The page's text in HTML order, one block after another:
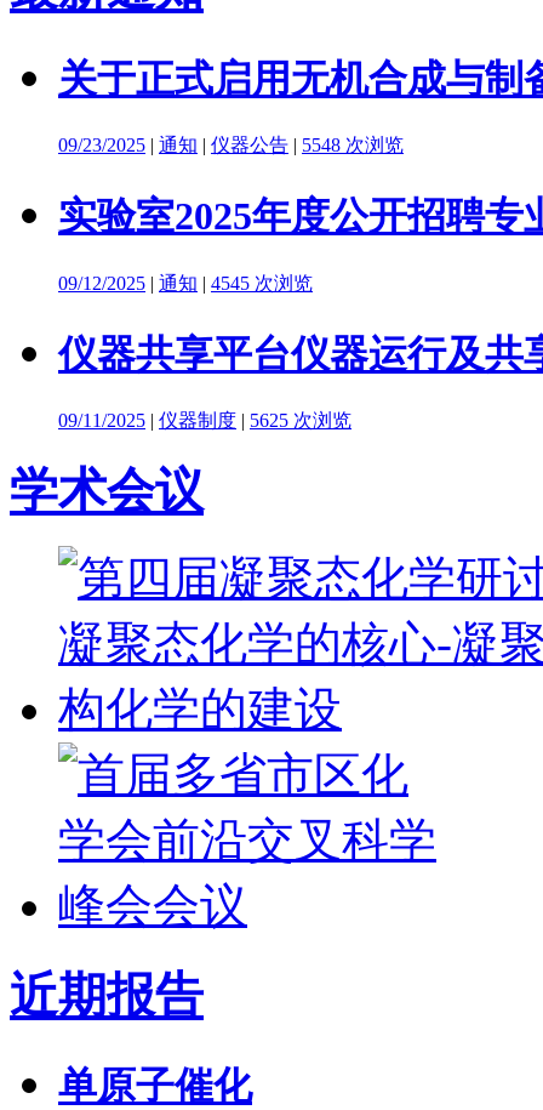
关于正式启用无机合成与制
09/23/2025 | 通知 | 仪器公告 | 5548 次浏览
实验室2025年度公开招聘
09/12/2025 | 通知 | 4545 次浏览
仪器共享平台仪器运行及共
09/11/2025 | 仪器制度 | 5625 次浏览
学术会议
近期报告
单原子催化